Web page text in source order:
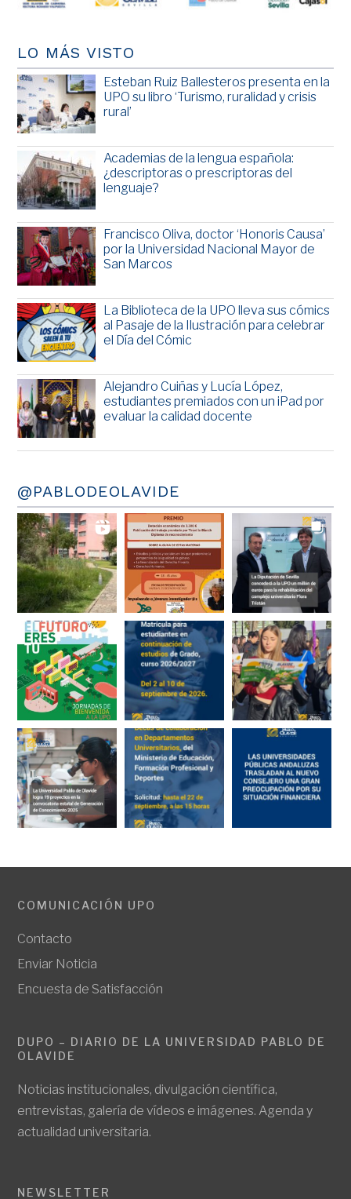
LO MÁS VISTO
Esteban Ruiz Ballesteros presenta en la
UPO su libro ‘Turismo, ruralidad y crisis
rural’
Academias de la lengua española:
¿descriptoras o prescriptoras del
lenguaje?
Francisco Oliva, doctor ‘Honoris Causa’
por la Universidad Nacional Mayor de
San Marcos
La Biblioteca de la UPO lleva sus cómics
al Pasaje de la Ilustración para celebrar
el Día del Cómic
Alejandro Cuiñas y Lucía López,
estudiantes premiados con un iPad por
evaluar la calidad docente
@PABLODEOLAVIDE
COMUNICACIÓN UPO
Contacto
Enviar Noticia
Encuesta de Satisfacción
DUPO – DIARIO DE LA UNIVERSIDAD PABLO DE
OLAVIDE
Noticias institucionales, divulgación científica,
entrevistas, galería de vídeos e imágenes. Agenda y
actualidad universitaria.
NEWSLETTER